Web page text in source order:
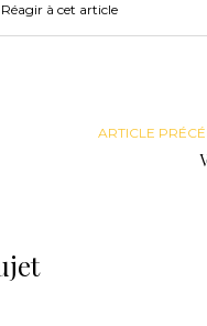
Réagir à cet article
ARTICLE